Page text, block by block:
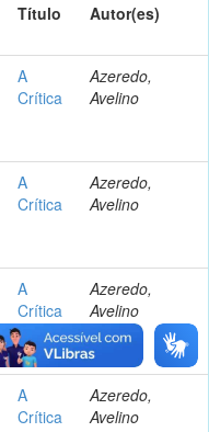
Título Autor(es)
A
Crítica
Azeredo,
Avelino
A
Crítica
Azeredo,
Avelino
A
Crítica
Azeredo,
Avelino
A
Crítica
Azeredo,
Avelino